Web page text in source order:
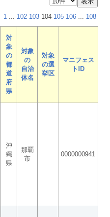
1 ... 102 103 104 105 106 ... 108
対
象
の
都
道
府
県
対象
の
自治
体名
対象
の選
挙区
マニフェス
トID
沖
縄
県
那覇
市
0000000941